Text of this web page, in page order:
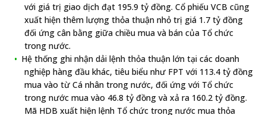
với giá trị giao dịch đạt 195.9 tỷ đồng. Cổ phiếu VCB cũng
xuất hiện thêm lượng thỏa thuận nhỏ trị giá 1.7 tỷ đồng
đối ứng cân bằng giữa chiều mua và bán của Tổ chức
trong nước.
Hệ thống ghi nhận dải lệnh thỏa thuận lớn tại các doanh
nghiệp hàng đầu khác, tiêu biểu như FPT với 113.4 tỷ đồng
mua vào từ Cá nhân trong nước, đối ứng với Tổ chức
trong nước mua vào 46.8 tỷ đồng và xả ra 160.2 tỷ đồng.
Mã HDB xuất hiện lệnh Tổ chức trong nước mua thỏa